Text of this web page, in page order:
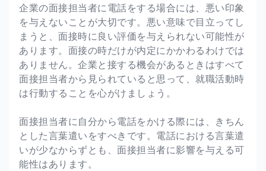
企業の面接担当者に電話をする場合には、悪い印象
を与えないことが大切です。悪い意味で目立ってし
まうと、面接時に良い評価を与えられない可能性が
あります。面接の時だけが内定にかかわるわけでは
ありません。企業と接する機会があるときはすべて
面接担当者から見られていると思って、就職活動時
は行動することを心がけましょう。
面接担当者に自分から電話をかける際には、きちん
とした言葉遣いをすべきです。電話における言葉遣
いが少なからずとも、面接担当者に影響を与える可
能性はあります。